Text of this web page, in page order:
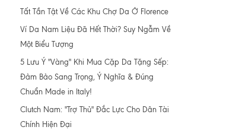
Tất Tần Tật Về Các Khu Chợ Da Ở Florence
Ví Da Nam Liệu Đã Hết Thời? Suy Ngẫm Về
Một Biểu Tượng
5 Lưu Ý "Vàng" Khi Mua Cặp Da Tặng Sếp:
Đảm Bảo Sang Trọng, Ý Nghĩa & Đúng
Chuẩn Made in Italy!
Clutch Nam: "Trợ Thủ" Đắc Lực Cho Dân Tài
Chính Hiện Đại